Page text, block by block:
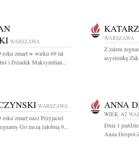
WARSZAWA
zmarł w wieku 69 lat
i Dziadek Maksymilian...
WARSZAWA
Z żalem
asystentkę
WARSZAWA
zmarł nasz Przyjaciel
Go mszą żałobną 9...
ANNA
WIEK: 62
Dnia 1
Anna Despot-